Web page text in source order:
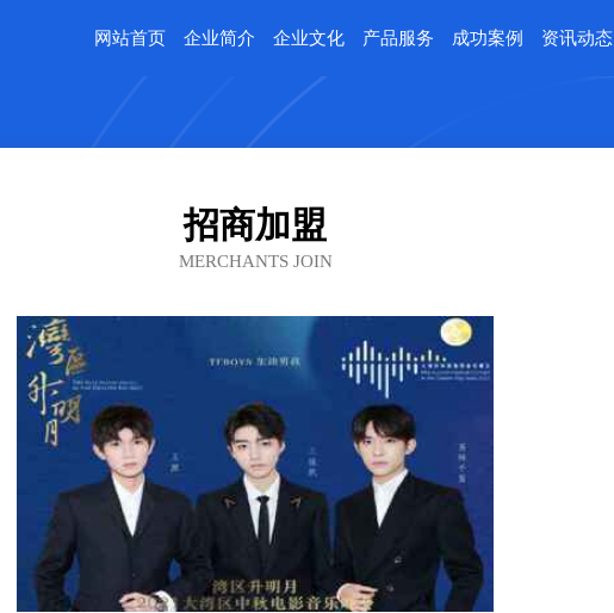
网站首页 企业简介 企业文化 产品服务 成功案例 资讯动态
招商加盟
MERCHANTS JOIN